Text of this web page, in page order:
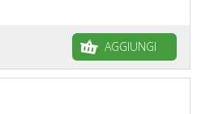
AGGIUNGI